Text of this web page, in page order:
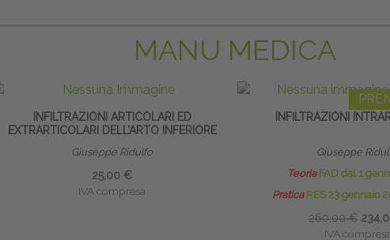
MANU MEDICA
INFILTRAZIONI ARTICOLARI ED
EXTRARTICOLARI DELL’ARTO INFERIORE
Giuseppe Ridulfo
25,00 €
IVA compresa
INFILTRAZIONI
Giuseppe
Teoria FAD dal 1
PraticaRES 23 gennaio
260,00 €
IVA compresa